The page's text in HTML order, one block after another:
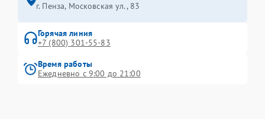
г. Пенза, Московская ул., 83
Горячая линия
+7 (800) 301-55-83
Время работы
Ежедневно с 9:00 до 21:00